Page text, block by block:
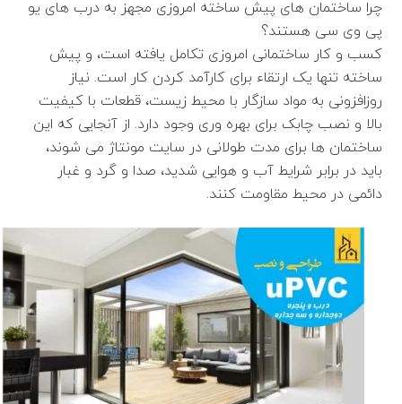
چرا ساختمان های پیش ساخته امروزی مجهز به درب های یو
پی وی سی هستند؟
کسب و کار ساختمانی امروزی تکامل یافته است، و پیش
ساخته تنها یک ارتقاء برای کارآمد کردن کار است. نیاز
روزافزونی به مواد سازگار با محیط زیست، قطعات با کیفیت
بالا و نصب چابک برای بهره وری وجود دارد. از آنجایی که این
ساختمان ها برای مدت طولانی در سایت مونتاژ می شوند،
باید در برابر شرایط آب و هوایی شدید، صدا و گرد و غبار
دائمی در محیط مقاومت کنند.